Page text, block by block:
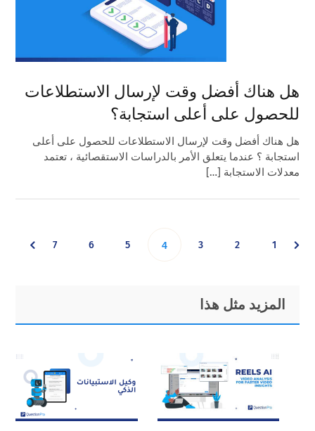
هل هناك أفضل وقت لإرسال الاستطلاعات
للحصول على أعلى استجابة؟
هل هناك أفضل وقت لإرسال الاستطلاعات للحصول على أعلى
استجابة ؟ عندما يتعلق الأمر بالدراسات الاستقصائية ، تعتمد
معدلات الاستجابة […]
Go
page
1
Go
page
2
Go
page
3
Go
4
Go
5
Go
6
Go
7
Primary
Sidebar
Footer
المزيد مثل هذا